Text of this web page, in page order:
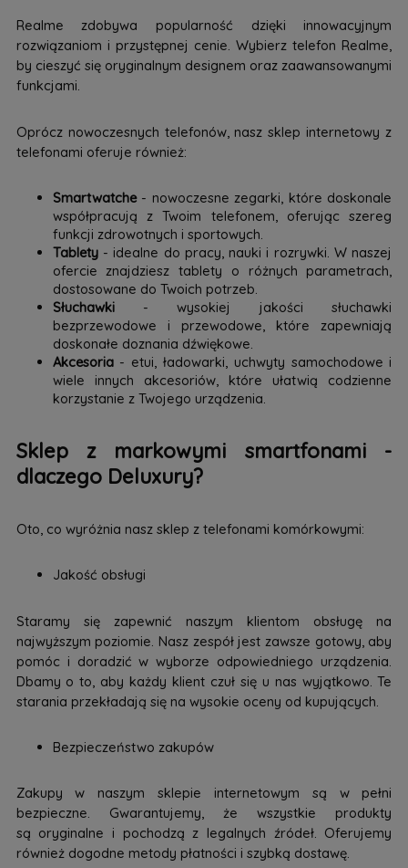
Realme zdobywa popularność dzięki innowacyjnym
rozwiązaniom i przystępnej cenie. Wybierz telefon Realme,
by cieszyć się oryginalnym designem oraz zaawansowanymi
funkcjami.
Oprócz nowoczesnych telefonów, nasz sklep internetowy z
telefonami oferuje również:
Smartwatche- nowoczesne zegarki, które doskonale
współpracują z Twoim telefonem, oferując szereg
funkcji zdrowotnych i sportowych.
Tablety- idealne do pracy, nauki i rozrywki. W naszej
ofercie znajdziesz tablety o różnych parametrach,
dostosowane do Twoich potrzeb.
Słuchawki- wysokiej jakości słuchawki
bezprzewodowe i przewodowe, które zapewniają
doskonałe doznania dźwiękowe.
Akcesoria- etui, ładowarki, uchwyty samochodowe i
wiele innych akcesoriów, które ułatwią codzienne
korzystanie z Twojego urządzenia.
Sklep z markowymi smartfonami -
dlaczego Deluxury?
Oto, co wyróżnia nasz sklep z telefonami komórkowymi:
Jakość obsługi
Staramy się zapewnić naszym klientom obsługę na
najwyższym poziomie. Nasz zespół jest zawsze gotowy, aby
pomóc i doradzić w wyborze odpowiedniego urządzenia.
Dbamy o to, aby każdy klient czuł się u nas wyjątkowo. Te
starania przekładają się na wysokie oceny od kupujących.
Bezpieczeństwo zakupów
Zakupy w naszym sklepie internetowym są w pełni
bezpieczne. Gwarantujemy, że wszystkie produkty
są oryginalne i pochodzą z legalnych źródeł. Oferujemy
również dogodne metody płatności i szybką dostawę.